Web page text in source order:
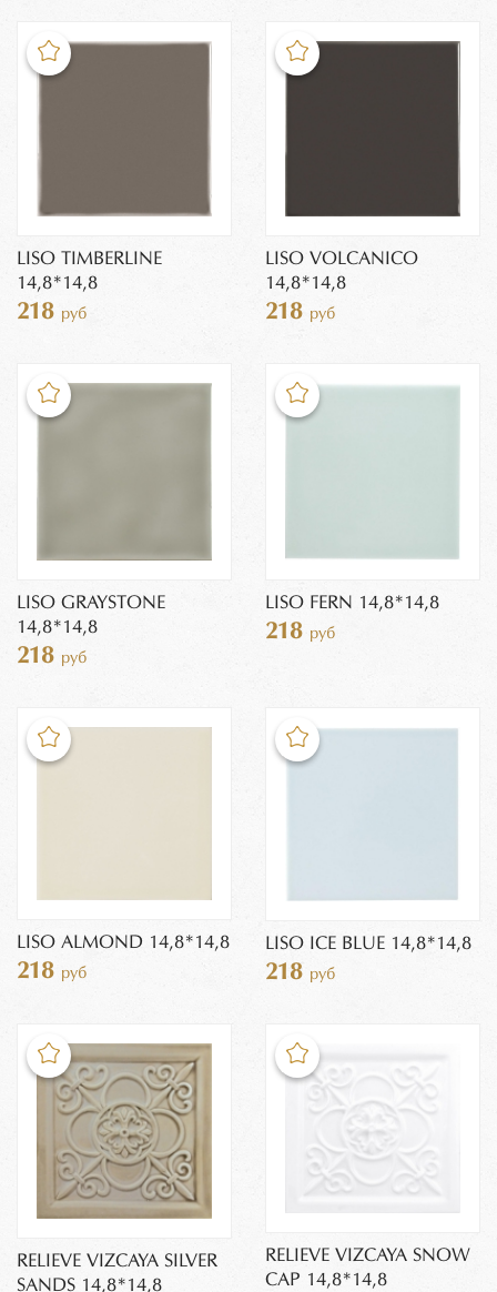
LISO TIMBERLINE
14,8*14,8
218 руб
LISO VOLCANICO
14,8*14,8
218 руб
LISO GRAYSTONE
14,8*14,8
218 руб
LISO FERN 14,8*14,8
218 руб
LISO ALMOND 14,8*14,8
218 руб
LISO ICE BLUE 14,8*14,8
218 руб
RELIEVE VIZCAYA SILVER
SANDS 14,8*14,8
RELIEVE VIZCAYA SNOW
CAP 14,8*14,8